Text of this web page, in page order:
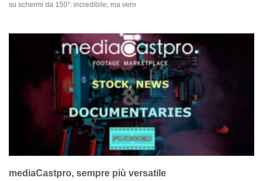
su schermi da 150”: incredibile, ma vero
mediaCastpro, sempre più versatile